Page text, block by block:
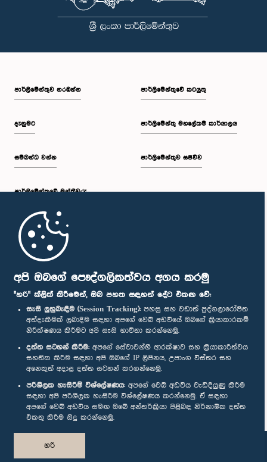
අපි ඔබගේ පෞද්ගලිකත්වය අගය කරමු
"හරි" ක්ලික් කිරීමෙන්, ඔබ පහත සඳහන් දේට එකඟ වේ:
සැසි ලුහුබැඳීම (Session Tracking): පහසු සහ වඩාත් පුද්ගලාරෝපිත
අත්දැකීමක් ලබාදීම සඳහා අපගේ වෙබ් අඩවියේ ඔබගේ ක්‍රියාකාරකම්
නිරීක්ෂණය කිරීමට අපි සැසි භාවිතා කරන්නෙමු.
දත්ත සටහන් කිරීම: අපගේ සේවාවන්හි ආරක්ෂාව සහ ක්‍රියාකාරීත්වය
සහතික කිරීම සඳහා අපි ඔබගේ IP ලිපිනය, උපාංග විස්තර සහ
අනෙකුත් අදාළ දත්ත සටහන් කරගන්නෙමු.
පරිශීලක හැසිරීම් විශ්ලේෂණය: අපගේ වෙබ් අඩවිය වැඩිදියුණු කිරීම
සඳහා අපි පරිශීලක හැසිරීම විශ්ලේෂණය කරන්නෙමු. ඒ සඳහා
අපගේ වෙබ් අඩවිය සමඟ ඔබේ අන්තර්ක්‍රියා පිළිබඳ නිර්නාමික දත්ත
එකතු කිරීම සිදු කරන්නෙමු.
හරි
පාර්ලි‌මේන්තුව නරඹන්න
දැනුමට
සම්බන්ධ වන්න
පාර්ලි‌මේන්තුවේ මන්ත්‍රීවරු
මුල් පිටුව
පාර්ලිමේන්තුවේ කටයුතු
පාර්ලිමේන්තු මහලේකම් කාර්යාලය
පාර්ලිමේන්තුව සජීවීව
පාර්ලිමේන්තු ජංගම යෙදුම
අප හා සම්බන්ධ වී සිටින්න :
සම්මාන
පෞද්ගලිකත්ව ප්‍රතිපත්තිය